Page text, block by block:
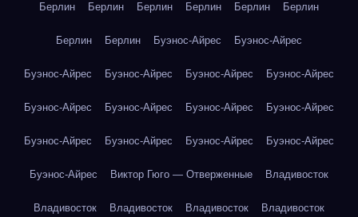
Берлин Берлин Берлин Берлин Берлин Берлин
Берлин Берлин Буэнос-Айрес Буэнос-Айрес
Буэнос-Айрес Буэнос-Айрес Буэнос-Айрес Буэнос-Айрес
Буэнос-Айрес Буэнос-Айрес Буэнос-Айрес Буэнос-Айрес
Буэнос-Айрес Буэнос-Айрес Буэнос-Айрес Буэнос-Айрес
Буэнос-Айрес Виктор Гюго — Отверженные Владивосток
Владивосток Владивосток Владивосток Владивосток